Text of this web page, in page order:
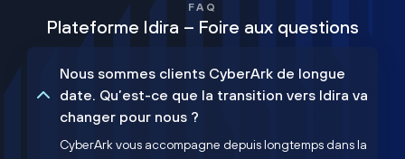
FAQ
Plateforme Idira – Foire aux questions
Nous sommes clients CyberArk de longue
date. Qu’est-ce que la transition vers Idira va
changer pour nous ?
CyberArk vous accompagne depuis longtemps dans la